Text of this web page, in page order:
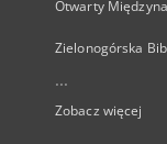
Otwarty
Zielonogórska
...
Zobacz więcej